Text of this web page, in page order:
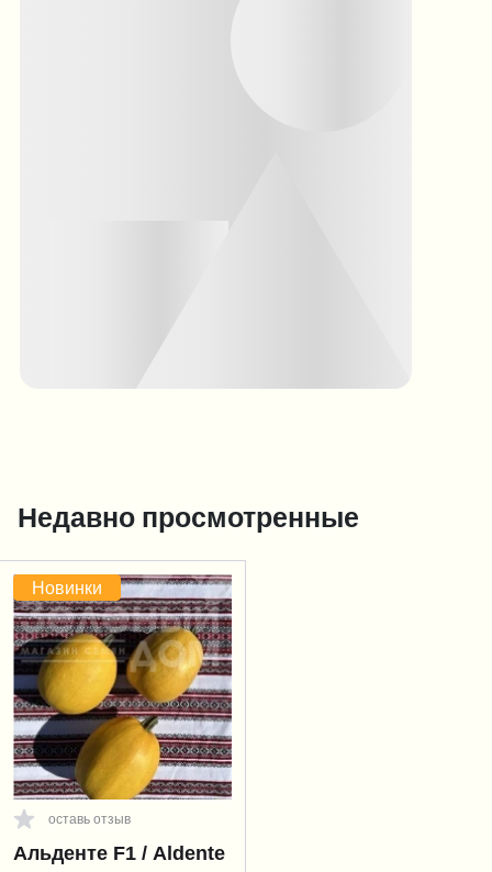
Недавно просмотренные
Новинки
оставь отзыв
Альденте F1 / Aldente